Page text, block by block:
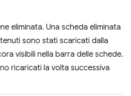
eliminata. Una scheda eliminata
sono stati scaricati dalla
visibili nella barra delle schede.
ricaricati la volta successiva